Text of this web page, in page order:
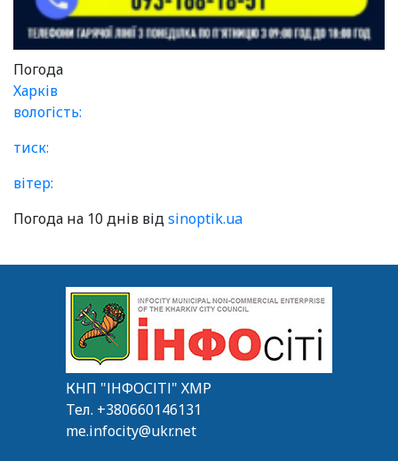
Погода
Харків
вологість:
тиск:
вітер:
Погода на 10 днів відsinoptik.ua
КНП "ІНФОСІТІ" ХМР
Тел. +380660146131
me.infocity@ukr.net